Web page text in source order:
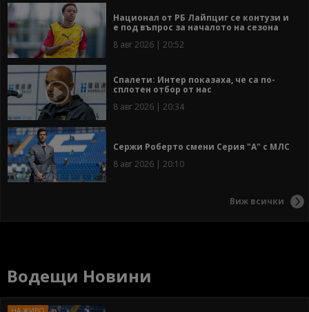
Национал от РБ Лайпциг се контузи и
е под въпрос за началото на сезона
8 авг 2026 | 20:52
Спалети: Интер показаха, че са по-
сплотен отбор от нас
8 авг 2026 | 20:34
Сержи Роберто смени Серия "А" с МЛС
8 авг 2026 | 20:10
Виж всички
Водещи Новини